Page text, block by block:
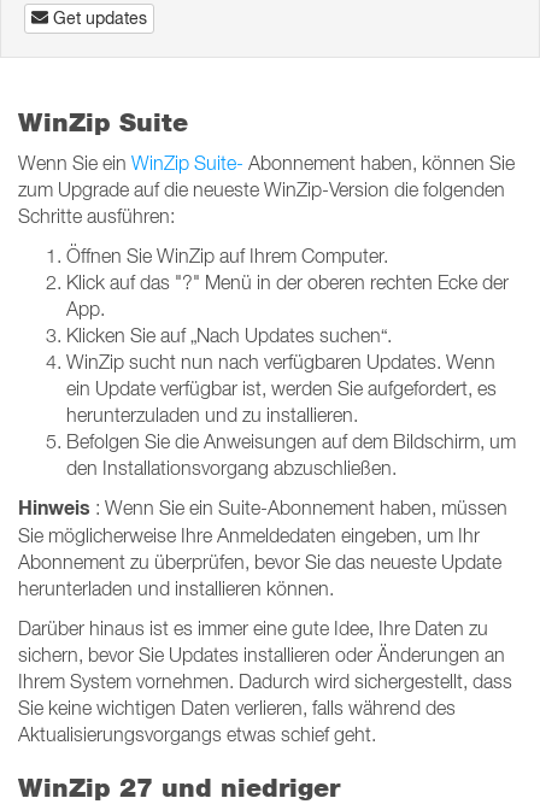
Get updates
WinZip Suite
Wenn Sie ein WinZip Suite- Abonnement haben, können Sie
zum Upgrade auf die neueste WinZip-Version die folgenden
Schritte ausführen:
Öffnen Sie WinZip auf Ihrem Computer.
Klick auf das "?" Menü in der oberen rechten Ecke der
App.
Klicken Sie auf „Nach Updates suchen“.
WinZip sucht nun nach verfügbaren Updates. Wenn
ein Update verfügbar ist, werden Sie aufgefordert, es
herunterzuladen und zu installieren.
Befolgen Sie die Anweisungen auf dem Bildschirm, um
den Installationsvorgang abzuschließen.
Hinweis : Wenn Sie ein Suite-Abonnement haben, müssen
Sie möglicherweise Ihre Anmeldedaten eingeben, um Ihr
Abonnement zu überprüfen, bevor Sie das neueste Update
herunterladen und installieren können.
Darüber hinaus ist es immer eine gute Idee, Ihre Daten zu
sichern, bevor Sie Updates installieren oder Änderungen an
Ihrem System vornehmen. Dadurch wird sichergestellt, dass
Sie keine wichtigen Daten verlieren, falls während des
Aktualisierungsvorgangs etwas schief geht.
WinZip 27 und niedriger